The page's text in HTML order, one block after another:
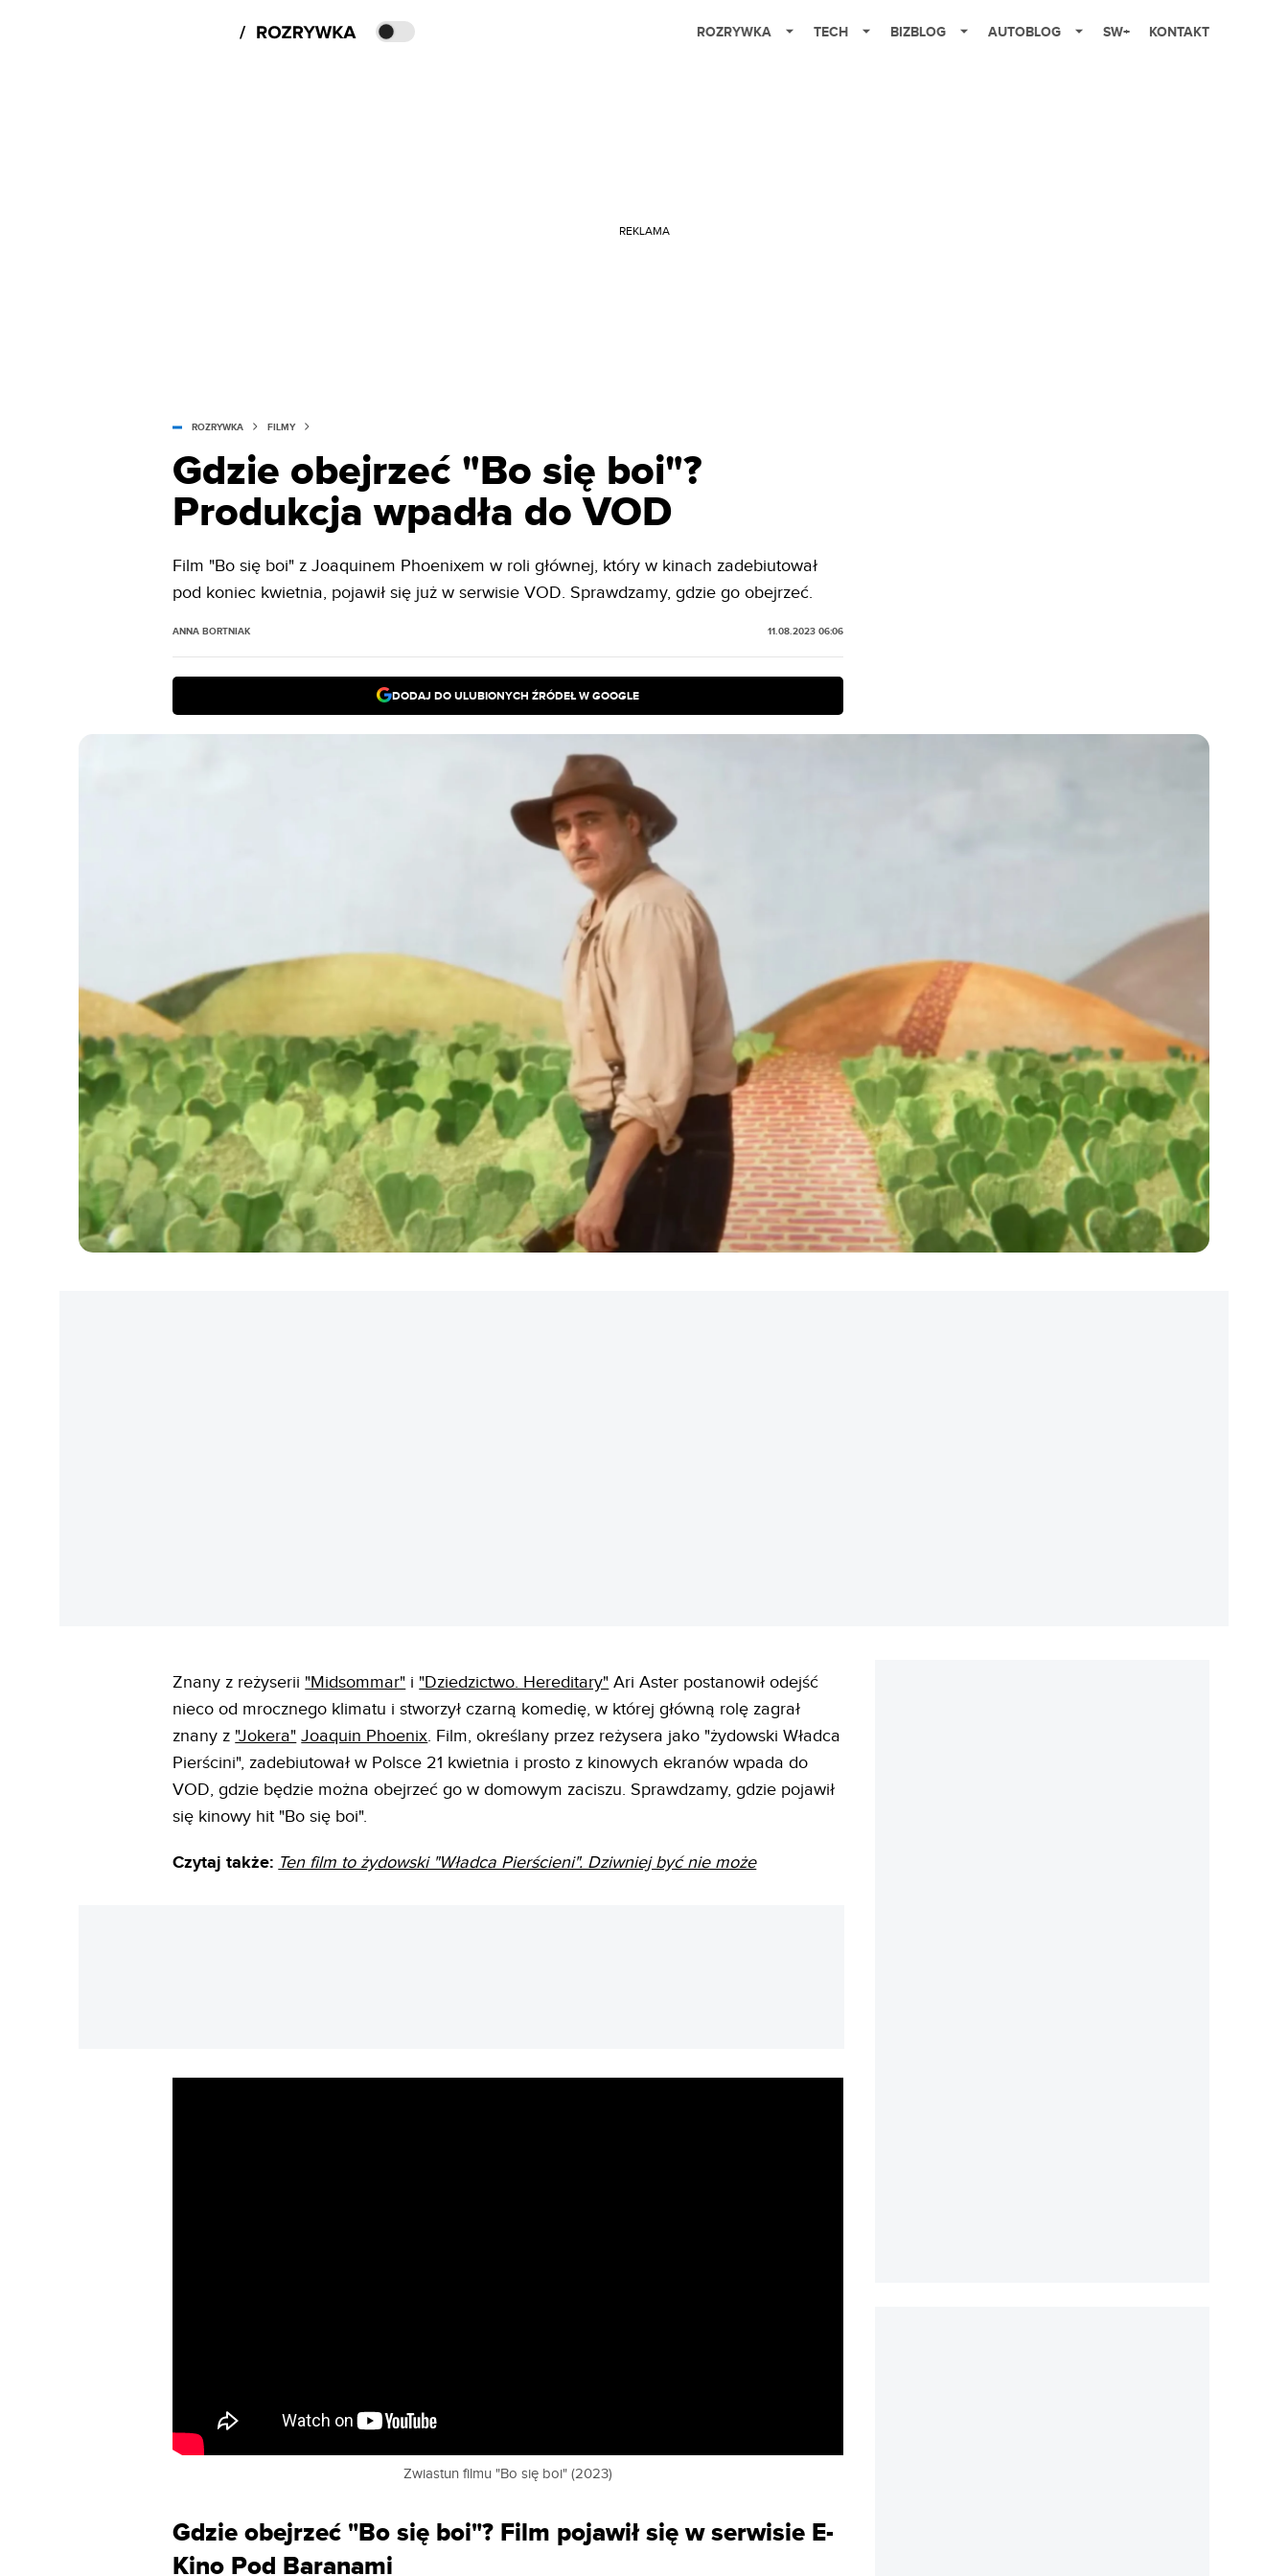
ROZRYWKA TECH BIZBLOG AUTOBLOG SW+ KONTAKT
REKLAMA
ROZRYWKA FILMY
Gdzie obejrzeć "Bo się boi"?
Produkcja wpadła do VOD
Film "Bo się boi" z Joaquinem Phoenixem w roli głównej, który w kinach zadebiutował
pod koniec kwietnia, pojawił się już w serwisie VOD. Sprawdzamy, gdzie go obejrzeć.
ANNA BORTNIAK 11.08.2023 06:06
DODAJ DO ULUBIONYCH ŹRÓDEŁ W GOOGLE
Znany z reżyserii "Midsommar" i "Dziedzictwo. Hereditary" Ari Aster postanowił odejść
nieco od mrocznego klimatu i stworzył czarną komedię, w której główną rolę zagrał
znany z "Jokera" Joaquin Phoenix. Film, określany przez reżysera jako "żydowski Władca
Pierścini", zadebiutował w Polsce 21 kwietnia i prosto z kinowych ekranów wpada do
VOD, gdzie będzie można obejrzeć go w domowym zaciszu. Sprawdzamy, gdzie pojawił
się kinowy hit "Bo się boi".
Czytaj także: Ten film to żydowski "Władca Pierścieni". Dziwniej być nie może
Zwiastun filmu "Bo się boi" (2023)
Gdzie obejrzeć "Bo się boi"? Film pojawił się w serwisie E-
Kino Pod Baranami